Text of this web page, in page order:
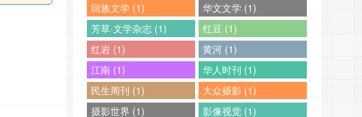
回族文学 (1)
华文文学 (1)
芳草·文学杂志 (1)
红豆 (1)
红岩 (1)
黄河 (1)
江南 (1)
华人时刊 (1)
民生周刊 (1)
大众摄影 (1)
摄影世界 (1)
影像视觉 (1)